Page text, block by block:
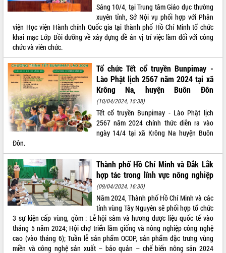
Hôm nay: 4938
Tất cả: 66050261
Sáng 10/4, tại Trung tâm Giáo dục thường
xuyên tỉnh, Sở Nội vụ phối hợp với Phân
viện Học viện Hành chính Quốc gia tại thành phố Hồ Chí Minh tổ chức
khai mạc Lớp Bồi dưỡng về xây dựng đề án vị trí việc làm đối với công
chức và viên chức.
Tổ chức Tết cổ truyền Bunpimay -
Lào Phật lịch 2567 năm 2024 tại xã
Krông Na, huyện Buôn Đôn
(10/04/2024, 15:38)
Tết cổ truyền Bunpimay - Lào Phật lịch
2567 năm 2024 chính thức diễn ra vào
ngày 14/4 tại xã Krông Na huyện Buôn
Đôn.
Thành phố Hồ Chí Minh và Đắk Lắk
hợp tác trong lĩnh vực nông nghiệp
(09/04/2024, 16:30)
Năm 2024, Thành phố Hồ Chí Minh và các
tỉnh vùng Tây Nguyên sẽ phối hợp tổ chức
3 sự kiện cấp vùng, gồm : Lễ hội sâm và hương dược liệu quốc tế vào
tháng 5 năm 2024; Hội chợ triển lãm giống và nông nghiệp công nghệ
cao (vào tháng 6); Tuần lễ sản phẩm OCOP, sản phẩm đặc trưng vùng
miền và công nghệ sản xuất – bảo quản – chế biến nông sản 2024